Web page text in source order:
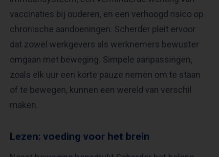
vaccinaties bij ouderen, en een verhoogd risico op
chronische aandoeningen. Scherder pleit ervoor
dat zowel werkgevers als werknemers bewuster
omgaan met beweging. Simpele aanpassingen,
zoals elk uur een korte pauze nemen om te staan
of te bewegen, kunnen een wereld van verschil
maken.
Lezen: voeding voor het brein